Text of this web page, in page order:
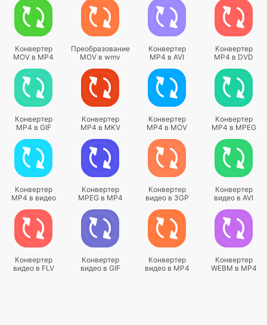
Конвертер
MOV в MP4
Преобразование
MOV в wmv
Конвертер
MP4 в AVI
Конвертер
MP4 в DVD
Конвертер
MP4 в GIF
Конвертер
MP4 в MKV
Конвертер
MP4 в MOV
Конвертер
MP4 в MPEG
Конвертер
MP4 в видео
Конвертер
MPEG в MP4
Конвертер
видео в 3GP
Конвертер
видео в AVI
Конвертер
видео в FLV
Конвертер
видео в GIF
Конвертер
видео в MP4
Конвертер
WEBM в MP4